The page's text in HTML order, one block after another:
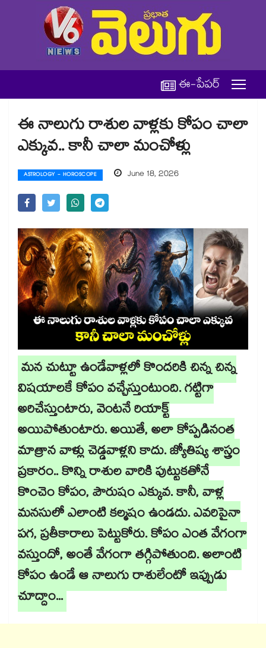
ఈ-పేపర్
ఈ నాలుగు రాశుల వాళ్లకు కోపం చాలా
ఎక్కువ.. కానీ చాలా మంచోళ్లు
ASTROLOGY - HOROSCOPE June 18, 2026
మన చుట్టూ ఉండేవాళ్లలో కొందరికి చిన్న చిన్న
విషయాలకే కోపం వచ్చేస్తుంటుంది. గట్టిగా
అరిచేస్తుంటారు, వెంటనే రియాక్ట్
అయిపోతుంటారు. అయితే, అలా కోప్పడినంత
మాత్రాన వాళ్లు చెడ్డవాళ్లని కాదు. జ్యోతిష్య శాస్త్రం
ప్రకారం.. కొన్ని రాశుల వారికి పుట్టుకతోనే
కొంచెం కోపం, పౌరుషం ఎక్కువ. కానీ, వాళ్ల
మనసులో ఎలాంటి కల్మషం ఉండదు. ఎవరిపైనా
పగ, ప్రతీకారాలు పెట్టుకోరు. కోపం ఎంత వేగంగా
వస్తుందో, అంతే వేగంగా తగ్గిపోతుంది. అలాంటి
కోపం ఉండే ఆ నాలుగు రాశులేంటో ఇప్పుడు
చూద్దాం...